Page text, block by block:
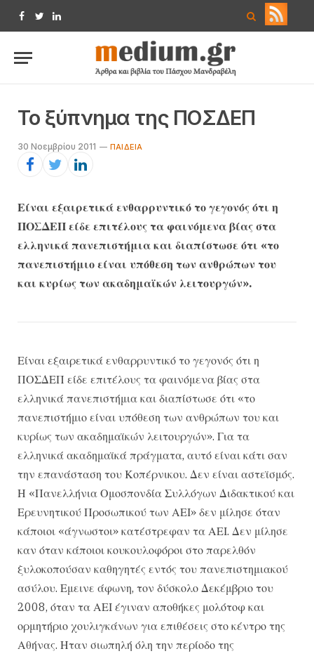
Facebook
TwitterLinkedIn
Το ξύπνημα της ΠΟΣΔΕΠ
30 Νοεμβρίου 2011 ΠΑΙΔΕΊΑ
Είναι εξαιρετικά ενθαρρυντικό το γεγονός ότι η
ΠΟΣΔΕΠ είδε επιτέλους τα φαινόμενα βίας στα
ελληνικά πανεπιστήμια και διαπίστωσε ότι «το
πανεπιστήμιο είναι υπόθεση των ανθρώπων του
και κυρίως των ακαδημαϊκών λειτουργών».
Είναι εξαιρετικά ενθαρρυντικό το γεγονός ότι η
ΠΟΣΔΕΠ είδε επιτέλους τα φαινόμενα βίας στα
ελληνικά πανεπιστήμια και διαπίστωσε ότι «το
πανεπιστήμιο είναι υπόθεση των ανθρώπων του και
κυρίως των ακαδημαϊκών λειτουργών». Για τα
ελληνικά ακαδημαϊκά πράγματα, αυτό είναι κάτι σαν
την επανάσταση του Κοπέρνικου. Δεν είναι αστεϊσμός.
Η «Πανελλήνια Ομοσπονδία Συλλόγων Διδακτικού και
Ερευνητικού Προσωπικού των ΑΕΙ» δεν μίλησε όταν
κάποιοι «άγνωστοι» κατέστρεφαν τα ΑΕΙ. Δεν μίλησε
καν όταν κάποιοι κουκουλοφόροι στο παρελθόν
ξυλοκοπούσαν καθηγητές εντός του πανεπιστημιακού
ασύλου. Εμεινε άφωνη, τον δύσκολο Δεκέμβριο του
2008, όταν τα ΑΕΙ έγιναν αποθήκες μολότοφ και
ορμητήριο χουλιγκάνων για επιθέσεις στο κέντρο της
Αθήνας. Ηταν σιωπηλή όλη την περίοδο της